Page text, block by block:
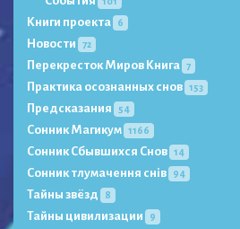
Книги проекта 6
Новости 72
Перекресток Миров Книга 7
Практика осознанных снов 153
Предсказания 54
Сонник Магикум 1166
Сонник Сбывшихся Снов 14
Сонник тлумачення снів 94
Тайны звёзд 8
Тайны цивилизации 9